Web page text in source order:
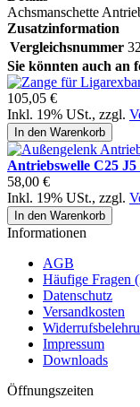
Achsmanschette
Zusatzinformation
Vergleichsnummer
Sie könnten auch an
105,05 €
Inkl. 19% USt., zzgl.
In den Warenkorb
Antriebswelle C25 J5
58,00 €
Inkl. 19% USt., zzgl.
In den Warenkorb
Informationen
AGB
Häufige Fragen
Datenschutz
Versandkosten
Impressum
Downloads
Öffnungszeiten